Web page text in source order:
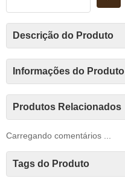
Descrição do Produto
Informações do Produto
Produtos Relacionados
Carregando comentários ...
Tags do Produto